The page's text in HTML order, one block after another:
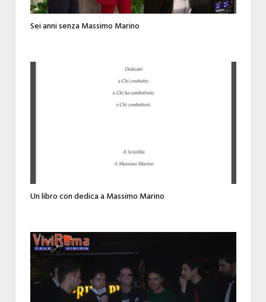
Sei anni senza Massimo Marino
Un libro con dedica a Massimo Marino